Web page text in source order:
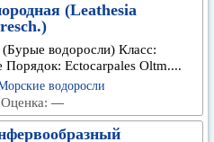
(Leathesia
водоросли) Класс:
Порядок: Ectocarpales Oltm....
водоросли
—